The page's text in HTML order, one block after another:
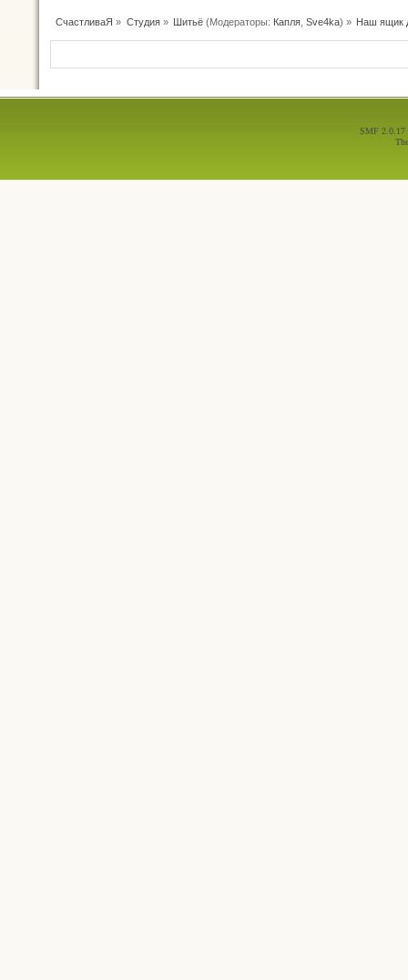
СчастливаЯ » Студия» Шитьё(Модераторы: Капля, Sve4ka) » Наш ящик
SMF 2.0.17